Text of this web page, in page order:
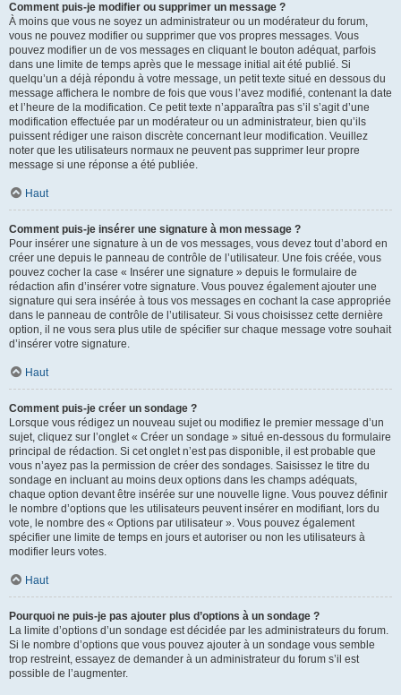
Comment puis-je modifier ou supprimer un message ?
À moins que vous ne soyez un administrateur ou un modérateur du forum,
vous ne pouvez modifier ou supprimer que vos propres messages. Vous
pouvez modifier un de vos messages en cliquant le bouton adéquat, parfois
dans une limite de temps après que le message initial ait été publié. Si
quelqu’un a déjà répondu à votre message, un petit texte situé en dessous du
message affichera le nombre de fois que vous l’avez modifié, contenant la date
et l’heure de la modification. Ce petit texte n’apparaîtra pas s’il s’agit d’une
modification effectuée par un modérateur ou un administrateur, bien qu’ils
puissent rédiger une raison discrète concernant leur modification. Veuillez
noter que les utilisateurs normaux ne peuvent pas supprimer leur propre
message si une réponse a été publiée.
Haut
Comment puis-je insérer une signature à mon message ?
Pour insérer une signature à un de vos messages, vous devez tout d’abord en
créer une depuis le panneau de contrôle de l’utilisateur. Une fois créée, vous
pouvez cocher la case « Insérer une signature » depuis le formulaire de
rédaction afin d’insérer votre signature. Vous pouvez également ajouter une
signature qui sera insérée à tous vos messages en cochant la case appropriée
dans le panneau de contrôle de l’utilisateur. Si vous choisissez cette dernière
option, il ne vous sera plus utile de spécifier sur chaque message votre souhait
d’insérer votre signature.
Haut
Comment puis-je créer un sondage ?
Lorsque vous rédigez un nouveau sujet ou modifiez le premier message d’un
sujet, cliquez sur l’onglet « Créer un sondage » situé en-dessous du formulaire
principal de rédaction. Si cet onglet n’est pas disponible, il est probable que
vous n’ayez pas la permission de créer des sondages. Saisissez le titre du
sondage en incluant au moins deux options dans les champs adéquats,
chaque option devant être insérée sur une nouvelle ligne. Vous pouvez définir
le nombre d’options que les utilisateurs peuvent insérer en modifiant, lors du
vote, le nombre des « Options par utilisateur ». Vous pouvez également
spécifier une limite de temps en jours et autoriser ou non les utilisateurs à
modifier leurs votes.
Haut
Pourquoi ne puis-je pas ajouter plus d’options à un sondage ?
La limite d’options d’un sondage est décidée par les administrateurs du forum.
Si le nombre d’options que vous pouvez ajouter à un sondage vous semble
trop restreint, essayez de demander à un administrateur du forum s’il est
possible de l’augmenter.